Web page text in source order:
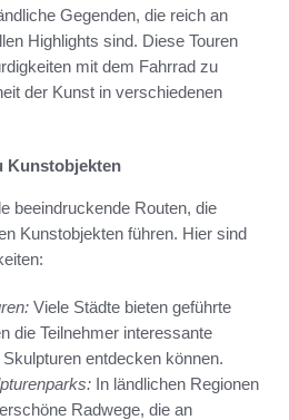
Gegenden, die reich an
Highlights sind. Diese Touren
mit dem Fahrrad zu
der Kunst in verschiedenen
Kunstobjekten
beeindruckende Routen, die
Kunstobjekten führen. Hier sind
Viele Städte bieten geführte
die Teilnehmer interessante
entdecken können.
In ländlichen Regionen
Radwege, die an